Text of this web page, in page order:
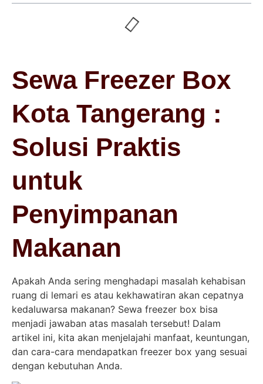
Sewa Freezer Box
Kota Tangerang :
Solusi Praktis
untuk
Penyimpanan
Makanan
Apakah Anda sering menghadapi masalah kehabisan
ruang di lemari es atau kekhawatiran akan cepatnya
kedaluwarsa makanan? Sewa freezer box bisa
menjadi jawaban atas masalah tersebut! Dalam
artikel ini, kita akan menjelajahi manfaat, keuntungan,
dan cara-cara mendapatkan freezer box yang sesuai
dengan kebutuhan Anda.